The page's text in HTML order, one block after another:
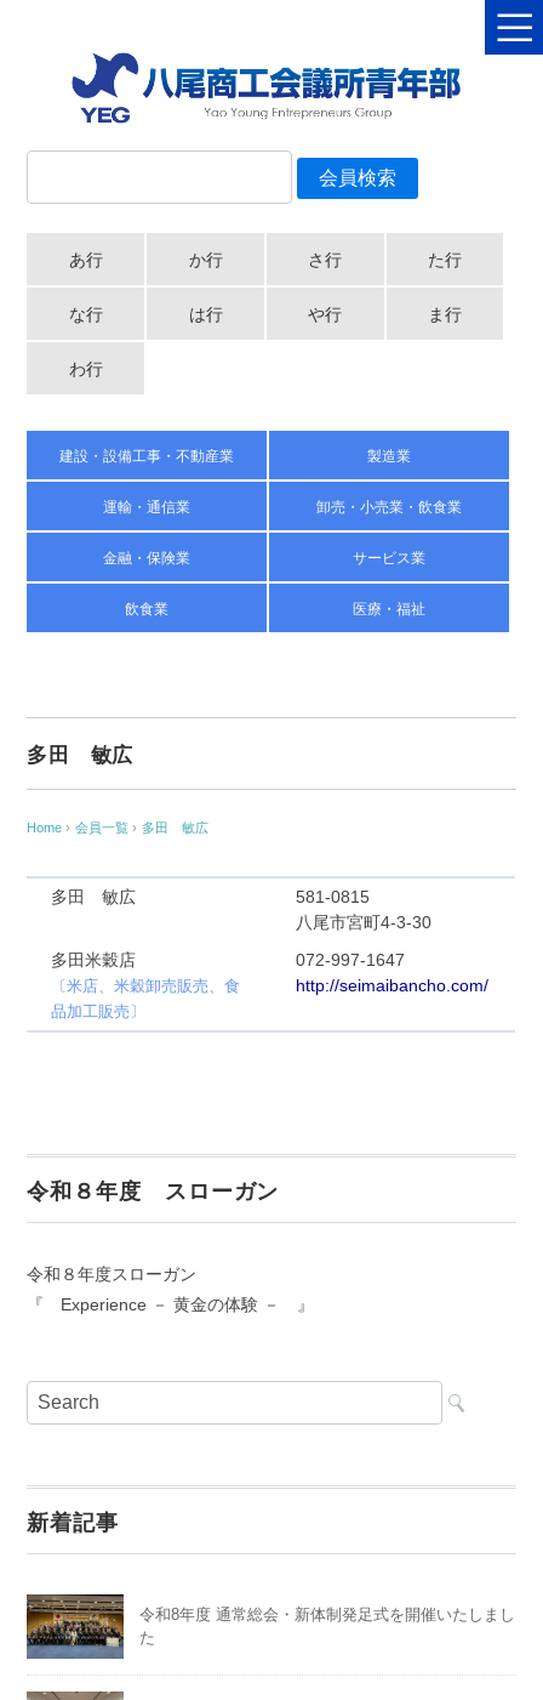
あ行 か行 さ行 た行
な行 は行 や行 ま行
わ行
建設・設備工事・不動産業 製造業
運輸・通信業 卸売・小売業・飲食業
金融・保険業 サービス業
飲食業 医療・福祉
多田 敏広
Home › 会員一覧 › 多田 敏広
多田 敏広
581-0815
八尾市宮町4-3-30
多田米穀店
〔米店、米穀卸売販売、食
品加工販売〕
072-997-1647
http://seimaibancho.com/
令和８年度 スローガン
令和８年度スローガン
『 Experience － 黄金の体験 － 』
新着記事
令和8年度 通常総会・新体制発足式を開催いたしまし
た